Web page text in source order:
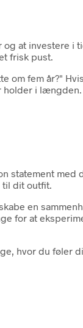
at investere i
frisk pust.
om fem år?"
holder i længden.
statement med
dit outfit.
en
for at
hvor du føler